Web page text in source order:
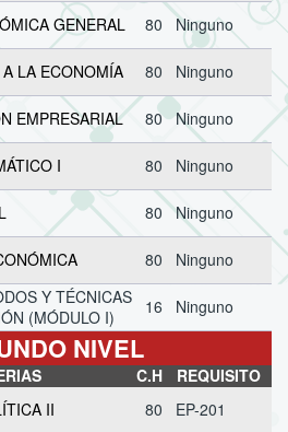
GENERAL 80
Ninguno
LA ECONOMÍA 80
Ninguno
EMPRESARIAL 80 Ninguno
I 80
Ninguno
80
Ninguno
80
Ninguno
Y TÉCNICAS
(MÓDULO I)
16 Ninguno
NIVEL
C.H
REQUISITO
II 80
EP-201